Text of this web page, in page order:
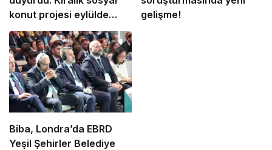
konut projesi eylülde
başlıyor
gelişme!
Biba, Londra’da EBRD
Yeşil Şehirler Belediye